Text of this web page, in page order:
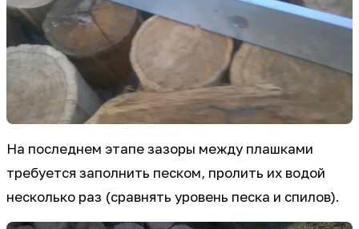
На последнем этапе зазоры между плашками
требуется заполнить песком, пролить их водой
несколько раз (сравнять уровень песка и спилов).